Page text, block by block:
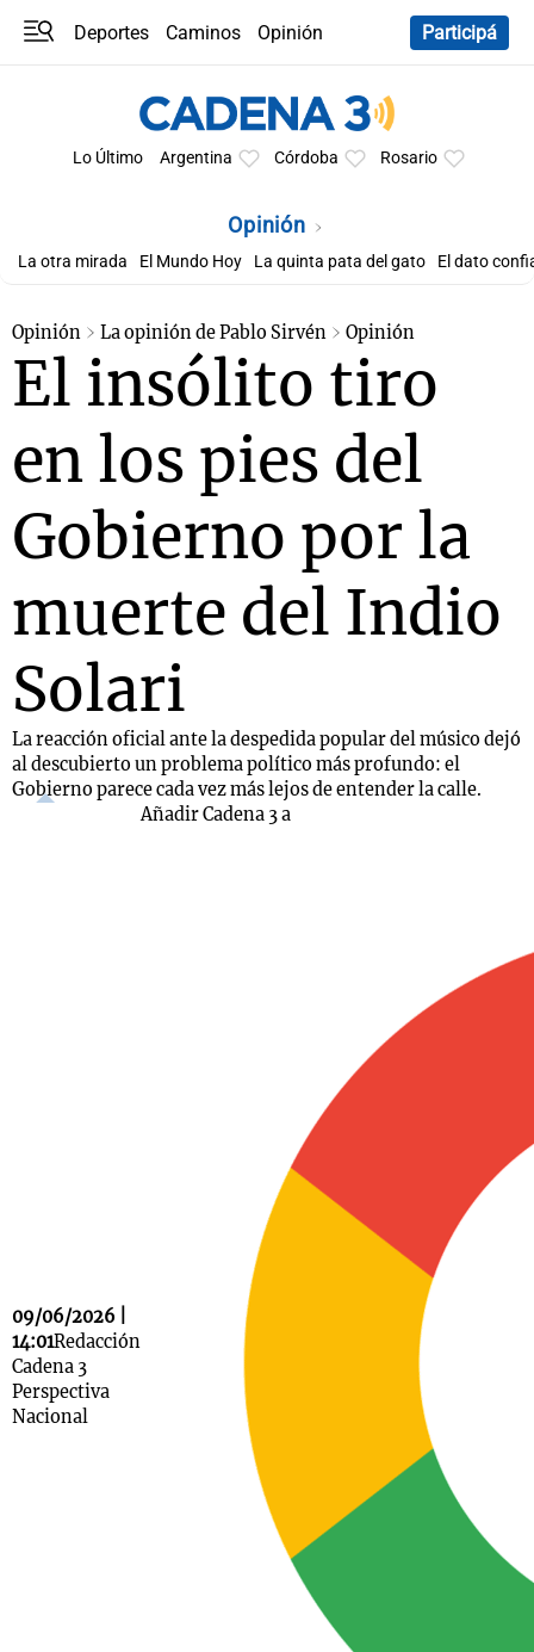
Deportes Caminos
Opinión
Participá
Lo Último Argentina Córdoba Rosario
Opinión
La otra mirada El Mundo Hoy La quinta pata del gato El dato
Opinión La opinión de Pablo Sirvén Opinión
El insólito tiro
en los pies del
Gobierno por la
muerte del Indio
Solari
La reacción oficial ante la despedida popular del músico dejó
al descubierto un problema político más profundo: el
Gobierno parece cada vez más lejos de entender la calle.
09/06/2026 |
14:01Redacción
Cadena 3
Perspectiva
Nacional
Añadir Cadena 3 a
Mundial 2026
La Sole en
Cadena 3